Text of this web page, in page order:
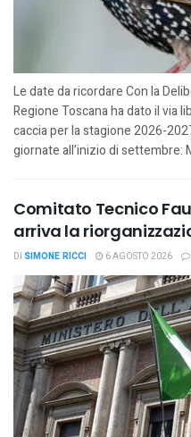
Le date da ricordare Con la
Regione Toscana ha dato il via
caccia per la stagione 2026-
giornate all’inizio di settembre:
Comitato Tecnico
arriva la
DI SIMONE RICCI 6 AGOSTO 2026